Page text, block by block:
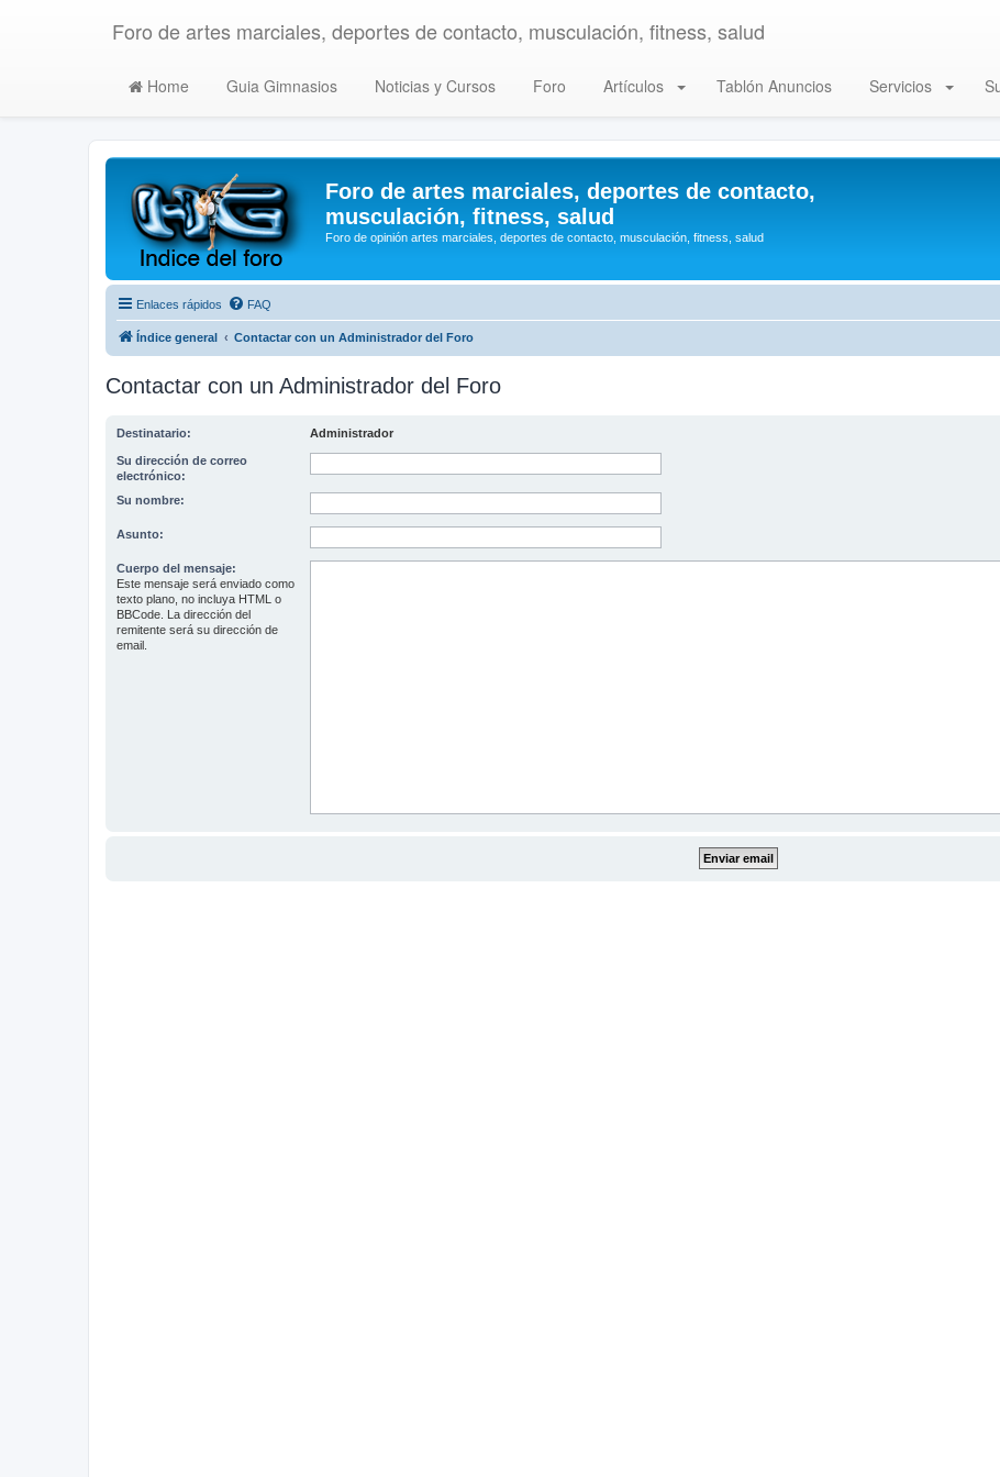
Foro de artes marciales, deportes de contacto, musculación, fitness, salud
Home Guia Gimnasios Noticias y Cursos Foro Artículos Tablón Anuncios Servicios
Foro de artes marciales, deportes de contacto,
musculación, fitness, salud
Foro de opinión artes marciales, deportes de contacto, musculación, fitness, salud
Enlaces rápidos FAQ
Índice general Contactar con un Administrador del Foro
Contactar con un Administrador del Foro
Destinatario: Administrador
Su dirección de correo
electrónico:
Su nombre:
Asunto:
Cuerpo del mensaje:
Este mensaje será enviado como
texto plano, no incluya HTML o
BBCode. La dirección del
remitente será su dirección de
email.